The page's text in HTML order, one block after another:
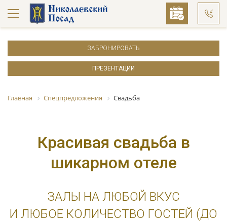
ЗАБРОНИРОВАТЬ
ПРЕЗЕНТАЦИИ
Главная Спецпредложения Свадьба
Красивая свадьба в
шикарном отеле
ЗАЛЫ НА ЛЮБОЙ ВКУС
И ЛЮБОЕ КОЛИЧЕСТВО ГОСТЕЙ (ДО